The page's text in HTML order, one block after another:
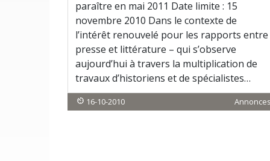
paraître en mai 2011 Date limite : 15
novembre 2010 Dans le contexte de
l’intérêt renouvelé pour les rapports entre
presse et littérature – qui s’observe
aujourd’hui à travers la multiplication de
travaux d’historiens et de spécialistes…
16-10-2010 Annonces